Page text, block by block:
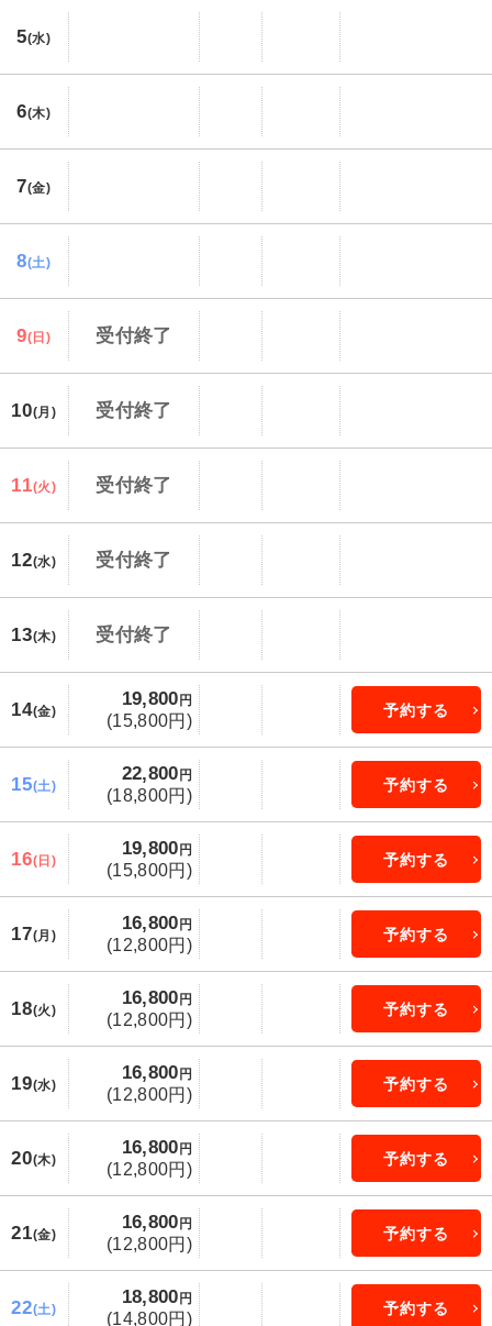
5(水)
6(木)
7(金)
8(土)
9(日) 受付終了
10(月) 受付終了
11(火) 受付終了
12(水) 受付終了
13(木) 受付終了
14(金)
19,800 円
(15,800円)
予約する
15(土)
22,800 円
(18,800円)
予約する
16(日)
19,800 円
(15,800円)
予約する
17(月)
16,800 円
(12,800円)
予約する
18(火)
16,800 円
(12,800円)
予約する
19(水)
16,800 円
(12,800円)
予約する
20(木)
16,800 円
(12,800円)
予約する
21(金)
16,800 円
(12,800円)
予約する
22(土)
18,800 円
(14,800円)
予約する